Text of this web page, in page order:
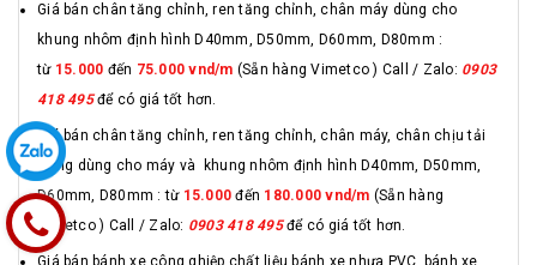
Giá bán chân tăng chỉnh, ren tăng chỉnh, chân máy dùng cho
khung nhôm định hình D40mm, D50mm, D60mm, D80mm :
từ 15.000 đến 75.000 vnd/m (Sẵn hàng Vimetco ) Call / Zalo: 0903
418 495để có giá tốt hơn.
Giá bán chân tăng chỉnh, ren tăng chỉnh, chân máy, chân chịu tải
trọng dùng cho máy và khung nhôm định hình D40mm, D50mm,
D60mm, D80mm : từ 15.000 đến 180.000 vnd/m (Sẵn hàng
Vimetco ) Call / Zalo: 0903 418 495để có giá tốt hơn.
Giá bán bánh xe công ghiệp chất liệu bánh xe nhựa PVC, bánh xe